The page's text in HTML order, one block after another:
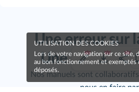
Une erreur sur
Une idée à
Nos manuels sont
nous en faire
UTILISATION DES COOKIES
Lors de votre navigation sur ce site,
au bon fonctionnement et exemptés
déposés.